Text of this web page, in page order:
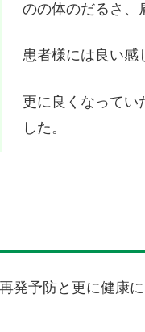
のの体のだるさ、
患者様には良い感
更に良くなってい
した。
発予防と更に健康